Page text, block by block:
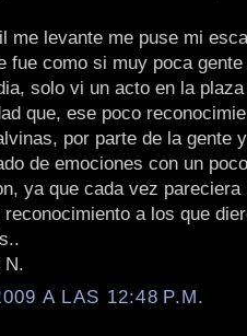
me levante me puse mi
fue como si muy poca
solo vi un acto en la
que, ese poco
por parte de la gente
de emociones con un
ya que cada vez pareciera
a los que
N.
A LAS 12:48 P.M.